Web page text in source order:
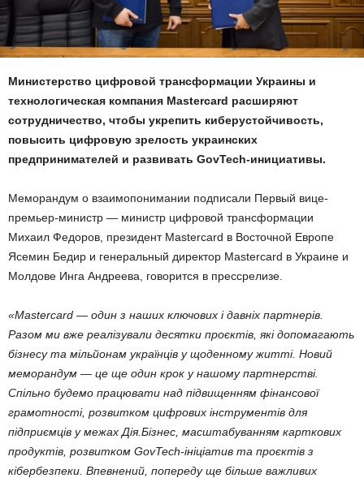
Министерство цифровой трансформации Украины и
технологическая компания Mastercard расширяют
сотрудничество, чтобы укрепить киберустойчивость,
повысить цифровую зрелость украинских
предпринимателей и развивать GovTech-инициативы.
Меморандум о взаимопонимании подписали Первый вице-
премьер-министр — министр цифровой трансформации
Михаил Федоров, президент Mastercard в Восточной Европе
Ясемин Бедир и генеральный директор Mastercard в Украине и
Молдове Инга Андреева, говорится в прессрелизе.
«Masterсard — один з наших ключових і давніх партнерів.
Разом ми вже реалізували десятки проєктів, які допомагають
бізнесу та мільйонам українців у щоденному житті. Новий
меморандум — це ще один крок у нашому партнерстві.
Спільно будемо працювати над підвищенням фінансової
грамотності, розвитком цифрових інструментів для
підприємців у межах Дія.Бізнес, масштабуванням карткових
продуктів, розвитком GovTech-ініціатив та проєктів з
кібербезпеки. Впевнений, попереду ще більше важливих